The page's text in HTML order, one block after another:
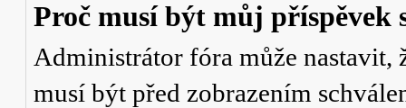
Proč musí být můj příspěvek
Administrátor fóra může nastavit,
musí být před zobrazením